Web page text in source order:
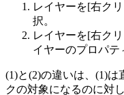
レイヤーを[右ク
択。
レイヤーを[右ク
イヤーのプロパテ
(1)と(2)の違いは、(1)
クの対象になるのに対